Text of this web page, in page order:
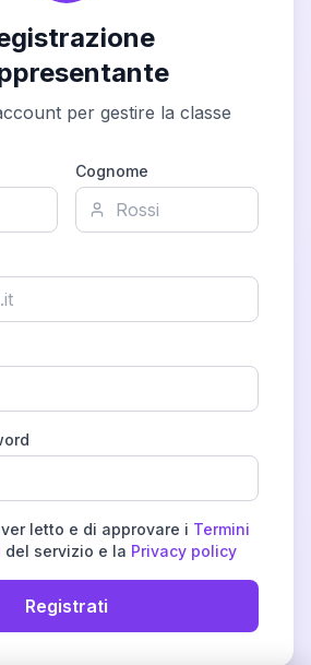
per gestire la classe
Cognome
letto e di approvare i Termini
del servizio e la Privacy policy
Registrati